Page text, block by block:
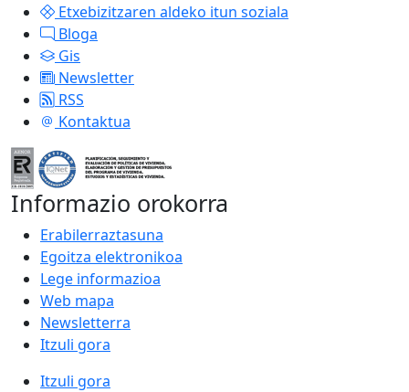
Etxebizitzaren aldeko itun soziala
Bloga
Gis
Newsletter
RSS
Kontaktua
Informazio orokorra
Erabilerraztasuna
Egoitza elektronikoa
Lege informazioa
Web mapa
Newsletterra
Itzuli gora
Itzuli gora